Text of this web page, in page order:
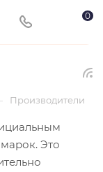
0
Производители
Это